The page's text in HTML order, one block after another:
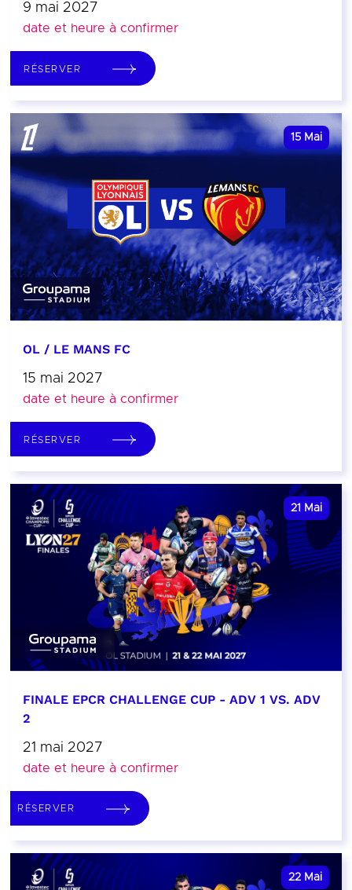
9 mai 2027
date et heure à confirmer
RÉSERVER
15 Mai
OL / LE MANS FC
15 mai 2027
date et heure à confirmer
RÉSERVER
21 Mai
FINALE EPCR CHALLENGE CUP - ADV 1 VS. ADV
2
21 mai 2027
date et heure à confirmer
RÉSERVER
22 Mai